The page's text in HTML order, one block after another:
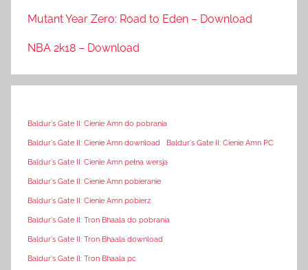
Mutant Year Zero: Road to Eden – Download
NBA 2k18 – Download
Baldur's Gate II: Cienie Amn do pobrania
Baldur's Gate II: Cienie Amn download Baldur's Gate II: Cienie Amn PC
Baldur's Gate II: Cienie Amn pełna wersja
Baldur's Gate II: Cienie Amn pobieranie
Baldur's Gate II: Cienie Amn pobierz
Baldur's Gate II: Tron Bhaala do pobrania
Baldur's Gate II: Tron Bhaala download
Baldur's Gate II: Tron Bhaala pc